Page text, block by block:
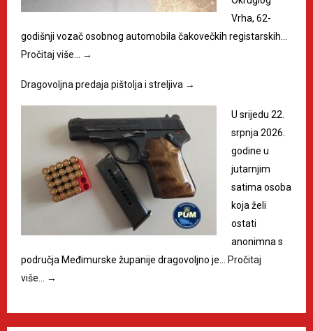
Vrha, 62-
godišnji vozač osobnog automobila čakovečkih registarskih…
Pročitaj više… →
Dragovoljna predaja pištolja i streljiva →
U srijedu 22.
srpnja 2026.
godine u
jutarnjim
satima osoba
koja želi
ostati
anonimna s
područja Međimurske županije dragovoljno je… Pročitaj
više… →